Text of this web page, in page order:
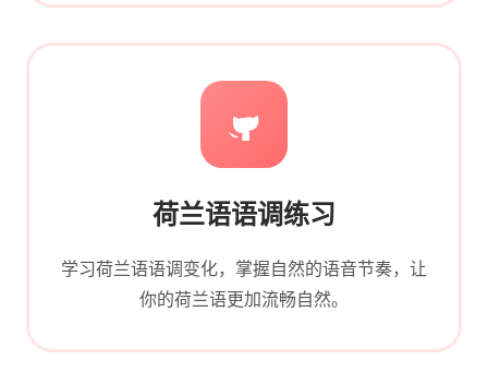
荷兰语语调练习
学习荷兰语语调变化，掌握自然的语音节奏，让
你的荷兰语更加流畅自然。